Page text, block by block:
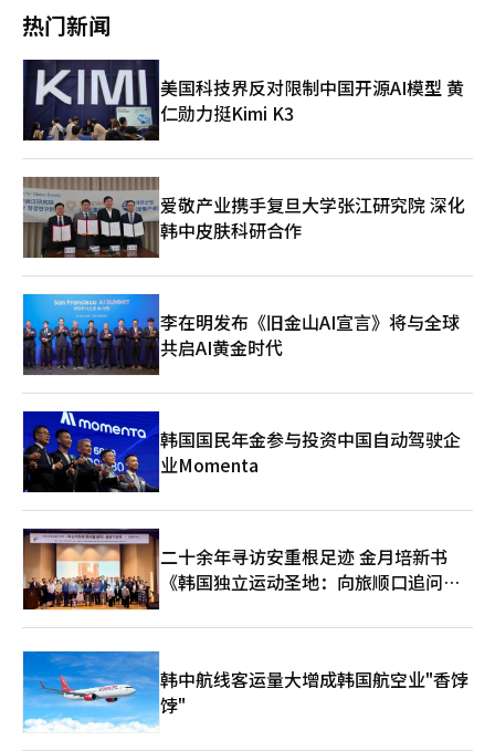
人工智能正在开始观察、判断，而机器人则在行动，进入了物理人
转型为移动平台公司。它正在对自动驾驶、以软件为中心的汽车、
机器人和未来的移动领域进行大规模投资。汽车现在比引擎更依赖
软件，车辆变成了巨大的移动计算机。 HD现代重工也在为变革做
好准备。未来的造船厂很可能是从设计到生产、维护都由人工智能
误，提高燃料效率。过去，熟练工人的经验是竞争力，而未来，数
据和人工智能的应用能力将成为竞争力。 乌山真正的优势就在于
此。首尔或板桥可以开发人工智能软件，但同时拥有现代汽车和
HD现代等全球制造企业的城市并不多。乌山是一个可以将人工智
能实际应用于工业现场的巨大实验室。 最近，政府也在推动将工
业园区培育为人工智能转型的基地。因为为了维持制造业的竞争
力，整个产业的人工智能转型是必不可少的。 最终，乌山的未来
并不在于创造新产业，而在于将汽车、造船和石油化工等传统产业
与人工智能成功结合。人工智能并不是威胁乌山制造业的存在，而
是将乌山制造业重新推向世界巅峰的机会。 人工智能时代的核心
是工厂，而不是能源。 随着人工智能产业的发展，电力的重要性
驾驶汽车、机器人和智能工厂同样需要巨大的能源。因此，全球正
在进行人工智能竞争的同时，也在进行能源竞争。 乌山在这方面
具有独特的地位。这里有韩国最大的石油化工园区，氢经济基础设
施已经建立，还有港口和物流基础设施。制造业、能源和物流集中
在同一个城市。 金相旭市长强调建设东北亚能源物流中心也是基
于这一点。人工智能时代的产业竞争力不仅取决于生产能力，还取
决于稳定的能源供应能力。乌山有潜力成为氢产业和能源转型的中
心。 特别是氢能是乌山需要关注的领域。随着人工智能产业的增
长，电力需求将激增。可再生能源和氢经济不仅是简单的环境政
策，而是人工智能时代的产业战略。如果过去乌山是通过石油化工
产业成长的，那么未来的乌山有可能转变为一个结合氢、人工智
能、能源和数据的新兴产业城市。制造业与能源的结合将使乌山的
竞争力不断增强。 釜山-庆南大都市可能是乌山的最后机会。 人工
智能时代不是单个城市竞争的时代，而是区域竞争的时代。首都圈
之所以强大，不仅仅是因为首尔，而是因为首尔、京畿道和仁川形
成了巨大的经济圈。 金相旭市长积极推动釜山-庆南大都市的原因
（1.86%），报1048.19点，试图稳住在1050点以上。 在KOSDAQ
外国投资者则净卖出1101亿韩元。 市值较大的股票大多表现强
劲。阿尔特奥根（5.19%）、生态环保（8.18%）、生态环保
（5.79%）、彩虹机器人（4.01%）、周成工程（2.81%）、科隆
组织（3.12%）、利诺工业（0.48%）、HLB（2.71%）等均在上
涨。相反，元益IPS（-5.35%）、伊奥科技（-3.92%）则表现疲
软。※ 本报道经人工智能（AI）系统翻译与编辑。
上涨，费城半导体指数上涨1.52%。SpaceX的股价较发行价上涨
19.34%，收于161.11美元。 在此期间，韩国时间当天凌晨，美国
总统唐纳德·特朗普通过社交媒体宣布与伊朗的停战谈判已达成协
议。特朗普表示：“与伊朗伊斯兰共和国的协议已基本完成”，
并“完全批准霍尔木兹海峡的无通行费开放”。 国内股市预计也
将反映相关消息，继续保持强劲走势。在前一个交易日，即12日，
韩国综合股价指数因停战预期的扩散而上涨4.63%，收于8123.62
点。开盘初，证券市场中曾触发程序性买入暂停（买入熔断）。外
资净买入22040亿韩元，结束了25个交易日的净卖出。 当天上午8
时8分，NXT盘前市场显示，三星电子的股价较前一交易日上涨
5.89%，报341500韩元，SK海力士上涨5.40%，报2266000韩
元。三星电机（上涨5.72%）、现代汽车（上涨4.28%）等也表现
强劲。 证券界认为，本周市场将关注美伊停战谅解备忘录
果，以及SpaceX上市带来的全球资金流动变化等因素。 Kiwoom
证券研究员韩志英表示：“自上周中旬以来，由于美国与伊朗谈判
预期的再生，股市显示出恢复力。”她分析称：“根据特朗普总统
的社交媒体和伊朗外交部的消息，预计两国间的停战谅解备忘录将
在17日至19日之间签署，因此本周后半段的6月FOMC将成为影响
股市氛围的主要事件。” 她还指出：“上周五上市的SpaceX迅速
达到21000亿美元的市值，进入美国股市市值前六名。”她认
为：“本周SpaceX的买入势头可能会持续，在此过程中，国内外
太空主题的交易所交易基金（ETF）和科技股ETF等被动基金将对
相关股票进行机械性纳入，主动基金也会出现追求阿尔法的纳入需
求。” 特别是本周，外资的流入被视为主要变量。一位研究员表
示：“在前24个交易日中，外资的累计净卖出金额接近75.6万亿韩
元，因此仅凭周五的净买入无法确定外资净卖出周期的结束。”※
本报道经人工智能（AI）系统翻译与编辑。
热门新闻
美国科技界反对限制中国开源AI模型 黄
仁勋力挺Kimi K3
爱敬产业携手复旦大学张江研究院 深化
韩中皮肤科研合作
李在明发布《旧金山AI宣言》将与全球
共启AI黄金时代
韩国国民年金参与投资中国自动驾驶企
业Momenta
二十余年寻访安重根足迹 金月培新书
《韩国独立运动圣地：向旅顺口追问历
韩中航线客运量大增成韩国航空业"香饽
饽"